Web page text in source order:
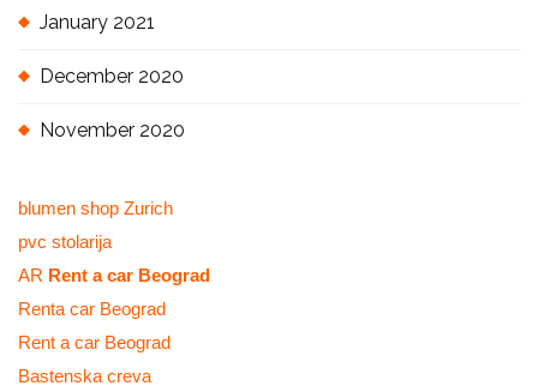
January 2021
December 2020
November 2020
blumen shop Zurich
pvc stolarija
AR Rent a car Beograd
Renta car Beograd
Rent a car Beograd
Bastenska creva